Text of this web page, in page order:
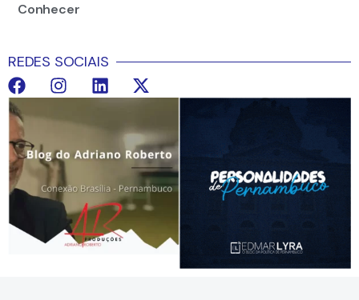
Conhecer
REDES SOCIAIS